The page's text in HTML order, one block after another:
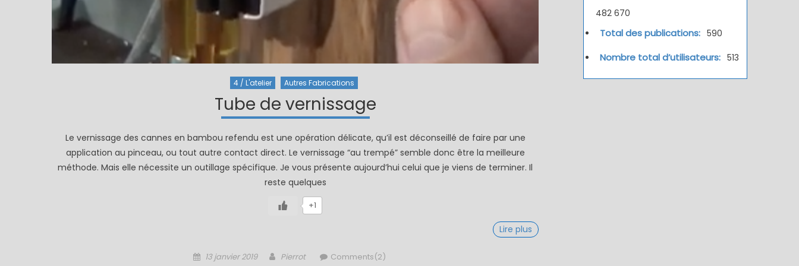
4 / L'atelier Autres Fabrications
Tube de vernissage
Le vernissage des cannes en bambou refendu est une opération délicate, qu’il est déconseillé de faire par une
application au pinceau, ou tout autre contact direct. Le vernissage “au trempé” semble donc être la meilleure
méthode. Mais elle nécessite un outillage spécifique. Je vous présente aujourd’hui celui que je viens de terminer. Il
reste quelques
+1
Lire plus
Posted
13 janvier 2019 Author
Pierrot Comments(2)
482 670
Total des publications: 590
Nombre total d’utilisateurs: 513